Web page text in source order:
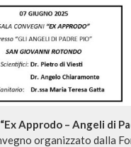
Approdo – Angeli di
organizzato dalla